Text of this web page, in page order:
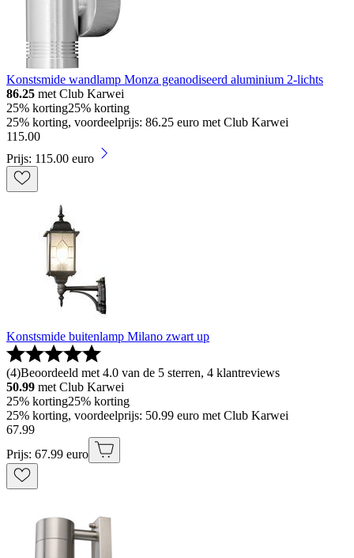
Konstsmide wandlamp Monza geanodiseerd aluminium 2-lichts
86.25 met Club Karwei
25% korting25% korting
25% korting, voordeelprijs: 86.25 euro met Club Karwei
115.00
Prijs: 115.00 euro
Konstsmide buitenlamp Milano zwart up
(4)Beoordeeld met 4.0 van de 5 sterren, 4 klantreviews
50.99 met Club Karwei
25% korting25% korting
25% korting, voordeelprijs: 50.99 euro met Club Karwei
67.99
Prijs: 67.99 euro